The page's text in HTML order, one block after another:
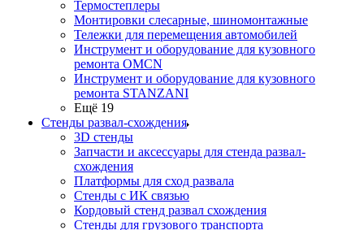
Термостеплеры
Монтировки слесарные, шиномонтажные
Тележки для перемещения автомобилей
Инструмент и оборудование для кузовного
ремонта OMCN
Инструмент и оборудование для кузовного
ремонта STANZANI
Ещё 19
Стенды развал-схождения
3D стенды
Запчасти и аксессуары для стенда развал-
схождения
Платформы для сход развала
Стенды с ИК связью
Кордовый стенд развал схождения
Стенды для грузового транспорта